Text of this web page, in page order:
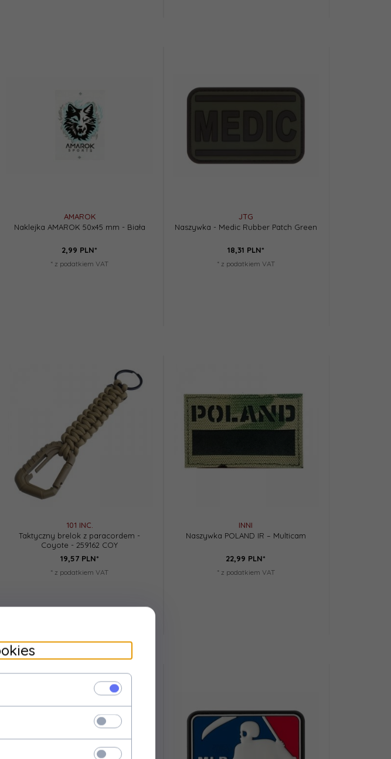
AMAROK
Naklejka AMAROK 50x45 mm - Biała
2,99 PLN*
* z podatkiem VAT
JTG
Naszywka - Medic Rubber Patch Green
18,31 PLN*
* z podatkiem VAT
101 INC.
Taktyczny brelok z paracordem -
Coyote - 259162 COY
19,57 PLN*
* z podatkiem VAT
INNI
Naszywka POLAND IR – Multicam
22,99 PLN*
* z podatkiem VAT